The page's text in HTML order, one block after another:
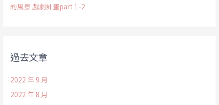
的風景 戲劇計畫part 1-2
過去文章
2022 年 9 月
2022 年 8 月